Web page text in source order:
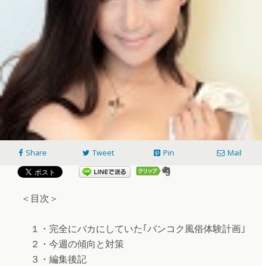
Share Tweet Pin Mail
＜目次＞
１・完全にバカにしていた｢バンコク風俗体験計画｣
２・今週の傾向と対策
３・編集後記